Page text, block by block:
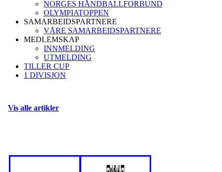
NORGES HÅNDBALLFORBUND
OLYMPIATOPPEN
SAMARBEIDSPARTNERE
VÅRE SAMARBEIDSPARTNERE
MEDLEMSKAP
INNMELDING
UTMELDING
TILLER CUP
1 DIVISJON
Vis alle artikler